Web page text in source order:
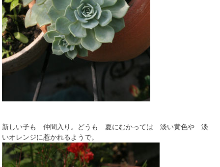
新しい子も 仲間入り。どうも 夏にむかっては 淡い黄色や 淡
いオレンジに惹かれるようで。